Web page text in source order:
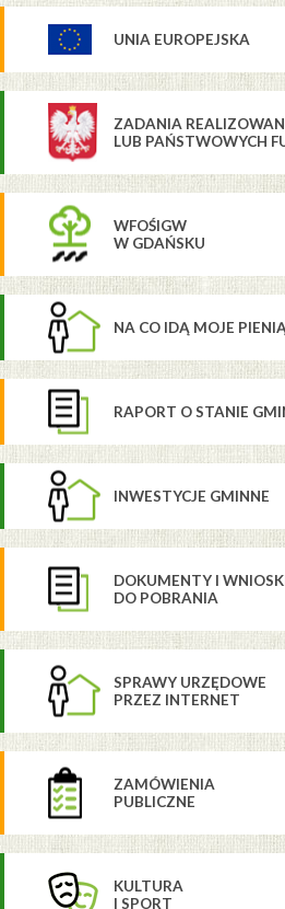
UNIA EUROPEJSKA
ZADANIA
LUB PAŃSTWOWYCH
WFOŚIGW
W GDAŃSKU
NA CO IDĄ MOJE
RAPORT O STANIE
INWESTYCJE GMINNE
DOKUMENTY I
DO POBRANIA
SPRAWY URZĘDOWE
PRZEZ INTERNET
ZAMÓWIENIA
PUBLICZNE
KULTURA
I SPORT